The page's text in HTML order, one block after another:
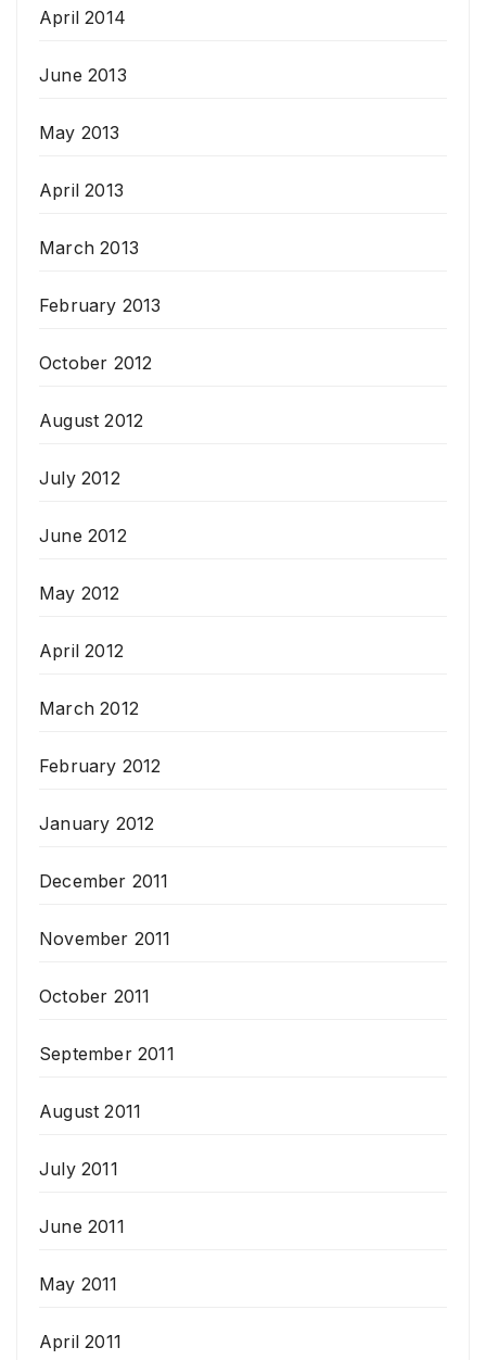
April 2014
June 2013
May 2013
April 2013
March 2013
February 2013
October 2012
August 2012
July 2012
June 2012
May 2012
April 2012
March 2012
February 2012
January 2012
December 2011
November 2011
October 2011
September 2011
August 2011
July 2011
June 2011
May 2011
April 2011